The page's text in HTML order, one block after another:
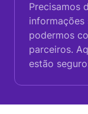
Precisamos
informações
podermos
parceiros.
estão